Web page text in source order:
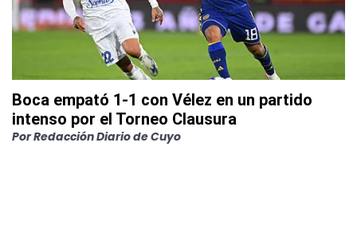
Boca empató 1-1 con Vélez en un partido
intenso por el Torneo Clausura
PorRedacción Diario de Cuyo